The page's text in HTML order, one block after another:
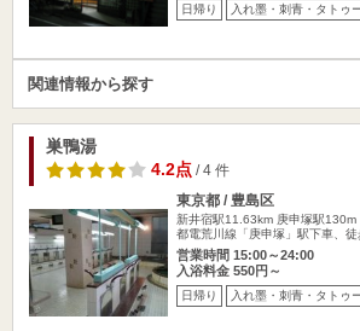
日帰り 入れ墨・刺青・タトゥ
関連情報から探す
巣鴨湯
4.2点/ 4 件
東京都 / 豊島区
新井宿駅11.63km 庚申塚駅130m
都電荒川線「庚申塚」駅下車、
営業時間 15:00～24:00
入浴料金 550円～
日帰り 入れ墨・刺青・タトゥ